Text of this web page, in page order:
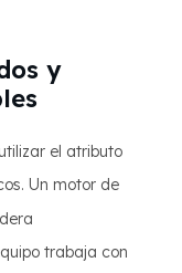
y
el atributo
Un motor de
trabaja con